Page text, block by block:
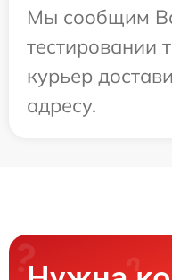
Мы сообщим
тестировании
курьер
адресу.